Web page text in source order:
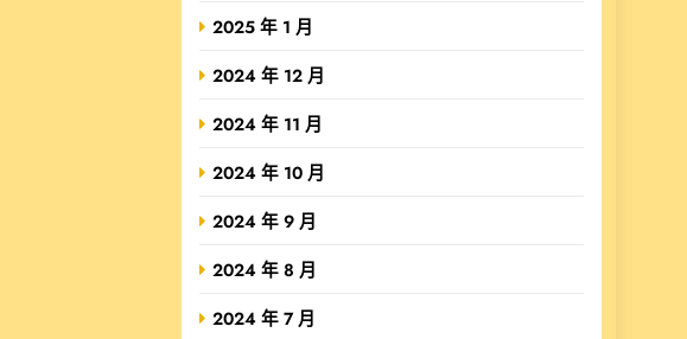
2025 年 1 月
2024 年 12 月
2024 年 11 月
2024 年 10 月
2024 年 9 月
2024 年 8 月
2024 年 7 月